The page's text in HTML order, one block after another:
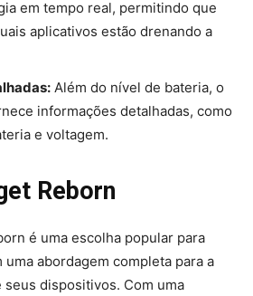
em tempo real, permitindo que
aplicativos estão drenando a
Além do nível de bateria, o
informações detalhadas, como
e voltagem.
Reborn
é uma escolha popular para
abordagem completa para a
dispositivos. Com uma